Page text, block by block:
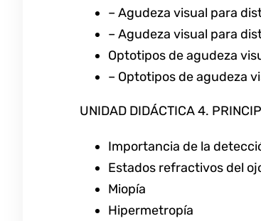
– Agudeza visual para
– Agudeza visual para
Optotipos de agudeza
– Optotipos de agudeza
UNIDAD DIDÁCTICA 4.
Importancia de la
Estados refractivos del
Miopía
Hipermetropía